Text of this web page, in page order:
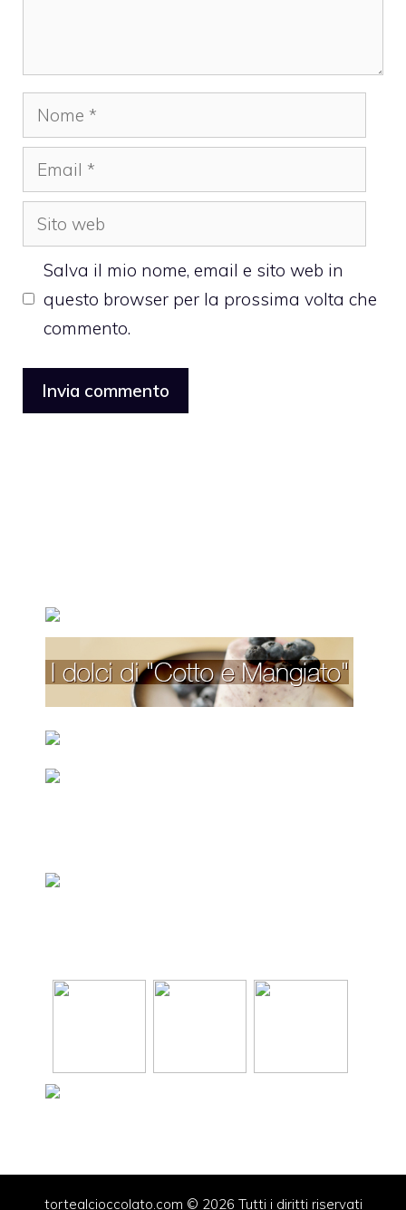
Nome
Email
Sito
web
Salva il mio nome, email e sito web in
questo browser per la prossima volta che
commento.
tortealcioccolato.com © 2026 Tutti i diritti riservati